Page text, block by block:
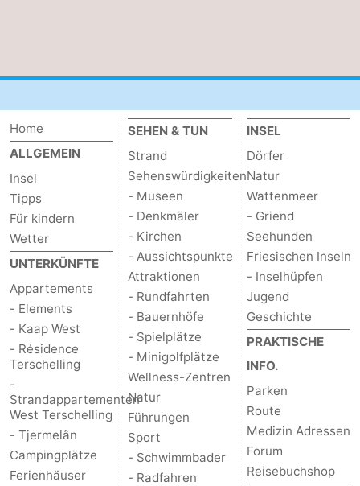
Home
ALLGEMEIN
Insel
Tipps
Für kindern
Wetter
UNTERKÜNFTE
Appartements
- Elements
- Kaap West
- Résidence
Terschelling
-
Strandappartementen
West Terschelling
- Tjermelân
Campingplätze
Ferienhäuser
SEHEN & TUN
Strand
Sehenswürdigkeiten
- Museen
- Denkmäler
- Kirchen
- Aussichtspunkte
Attraktionen
- Rundfahrten
- Bauernhöfe
- Spielplätze
- Minigolfplätze
Wellness-Zentren
Natur
Führungen
Sport
- Schwimmbader
- Radfahren
INSEL
Dörfer
Natur
Wattenmeer
- Griend
Seehunden
Friesischen Inseln
- Inselhüpfen
Jugend
Geschichte
PRAKTISCHE
INFO.
Parken
Route
Medizin Adressen
Forum
Reisebuchshop